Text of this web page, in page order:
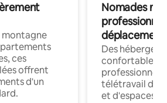
montagne
ces
offrent
d'un
Nomades
déplacement
Des
confortables
professionnels
télétravail
et d'espaces